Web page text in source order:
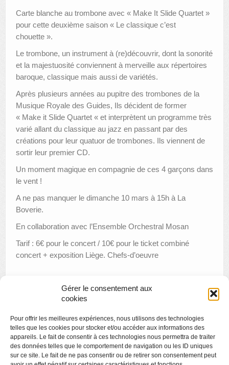
Gérer le consentement aux
cookies
Pour offrir les meilleures expériences, nous utilisons des technologies
telles que les cookies pour stocker et/ou accéder aux informations des
appareils. Le fait de consentir à ces technologies nous permettra de traiter
des données telles que le comportement de navigation ou les ID uniques
sur ce site. Le fait de ne pas consentir ou de retirer son consentement peut
LE PORTAIL DES COLLECTIONS
Carte blanche au trombone avec « Make It Slide Quartet »
pour cette deuxième saison « Le classique c’est
chouette ».
Le trombone, un instrument à (re)découvrir, dont la sonorité
et la majestuosité conviennent à merveille aux répertoires
baroque, classique mais aussi de variétés.
Après plusieurs années au pupitre des trombones de la
Musique Royale des Guides, Ils décident de former
« Make it Slide Quartet « et interprètent un programme très
varié allant du classique au jazz en passant par des
créations pour leur quatuor de trombones. Ils viennent de
sortir leur premier CD.
Un moment magique en compagnie de ces 4 garçons dans
le vent !
A ne pas manquer le dimanche 10 mars à 15h à La
Boverie.
En collaboration avec l’Ensemble Orchestral Mosan
Tarif : 6€ pour le concert / 10€ pour le ticket combiné
concert + exposition Liège. Chefs-d’oeuvre
À LA DÉCOUVERTE DE MADY ANDRIEN
Atelier ouvert : la restauration de l’Exode de Jacob de
Cornelis Buys